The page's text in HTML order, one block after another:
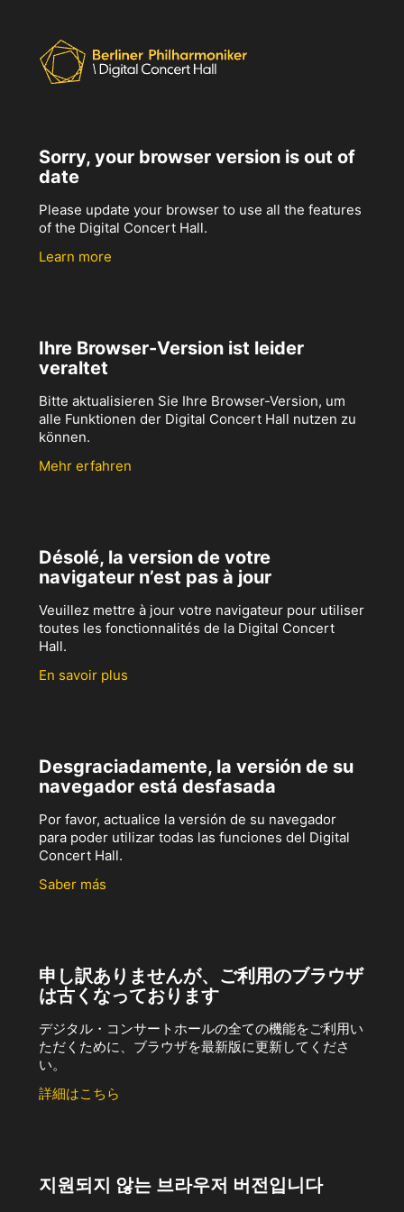
Sorry, your browser version is out of
date
Please update your browser to use all the features
of the Digital Concert Hall.
Learn more
Ihre Browser-Version ist leider
veraltet
Bitte aktualisieren Sie Ihre Browser-Version, um
alle Funktionen der Digital Concert Hall nutzen zu
können.
Mehr erfahren
Désolé, la version de votre
navigateur n’est pas à jour
Veuillez mettre à jour votre navigateur pour utiliser
toutes les fonctionnalités de la Digital Concert
Hall.
En savoir plus
Desgraciadamente, la versión de su
navegador está desfasada
Por favor, actualice la versión de su navegador
para poder utilizar todas las funciones del Digital
Concert Hall.
Saber más
申し訳ありませんが、ご利用のブラウザ
は古くなっております
デジタル・コンサートホールの全ての機能をご利用い
ただくために、ブラウザを最新版に更新してくださ
い。
詳細はこちら
지원되지 않는 브라우저 버전입니다